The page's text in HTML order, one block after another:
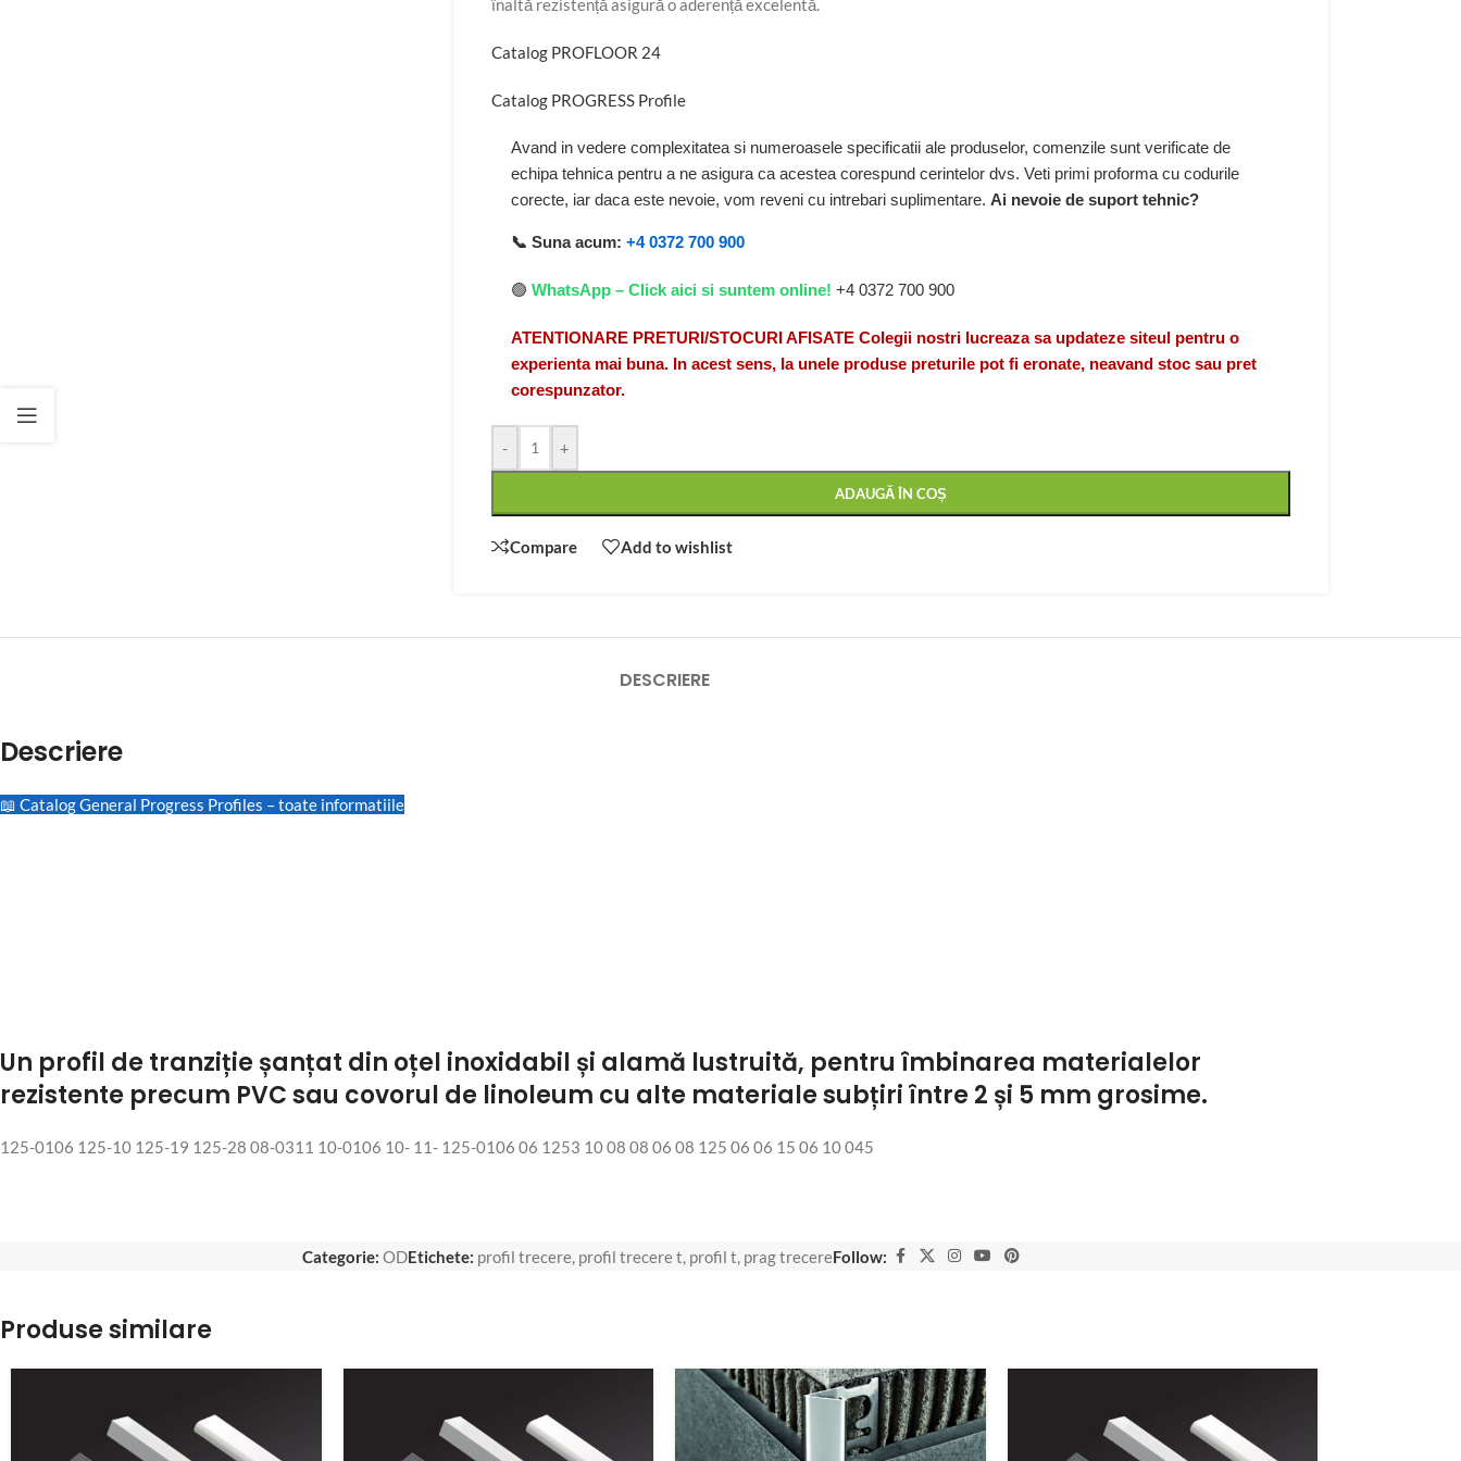
înaltă rezistență asigură o aderență excelentă.
Catalog PROFLOOR 24
Catalog PROGRESS Profile
Avand in vedere complexitatea si numeroasele specificatii ale produselor, comenzile sunt verificate de
echipa tehnica pentru a ne asigura ca acestea corespund cerintelor dvs. Veti primi proforma cu codurile
corecte, iar daca este nevoie, vom reveni cu intrebari suplimentare. Ai nevoie de suport tehnic?
📞 Suna acum: +4 0372 700 900
🟢 WhatsApp – Click aici si suntem online! +4 0372 700 900
ATENTIONARE PRETURI/STOCURI AFISATE Colegii nostri lucreaza sa updateze siteul pentru o
experienta mai buna. In acest sens, la unele produse preturile pot fi eronate, neavand stoc sau pret
corespunzator.
- +
ADAUGĂ ÎN COȘ
Compare Add to wishlist
DESCRIERE
Descriere
📖 Catalog General Progress Profiles – toate informatiile
Un profil de tranziție șanțat din oțel inoxidabil și alamă lustruită, pentru îmbinarea materialelor
rezistente precum PVC sau covorul de linoleum cu alte materiale subțiri între 2 și 5 mm grosime.
125-0106 125-10 125-19 125-28 08-0311 10-0106 10- 11- 125-0106 06 1253 10 08 08 06 08 125 06 06 15 06 10 045
Categorie: ODEtichete: profil trecere profil trecere t profil t prag trecereFollow:
Produse similare